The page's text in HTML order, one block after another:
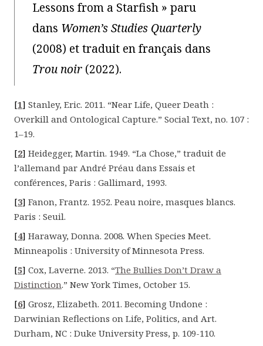
Lessons from a Starfish » paru
dans Women’s Studies Quarterly
(2008) et traduit en français dans
Trou noir (2022).
[1] Stanley, Eric. 2011. “Near Life, Queer Death :
Overkill and Ontological Capture.” Social Text, no. 107 :
1–19.
[2] Heidegger, Martin. 1949. “La Chose,” traduit de
l’allemand par André Préau dans Essais et
conférences, Paris : Gallimard, 1993.
[3] Fanon, Frantz. 1952. Peau noire, masques blancs.
Paris : Seuil.
[4] Haraway, Donna. 2008. When Species Meet.
Minneapolis : University of Minnesota Press.
[5] Cox, Laverne. 2013. “The Bullies Don’t Draw a
Distinction.” New York Times, October 15.
[6] Grosz, Elizabeth. 2011. Becoming Undone :
Darwinian Reflections on Life, Politics, and Art.
Durham, NC : Duke University Press, p. 109-110.